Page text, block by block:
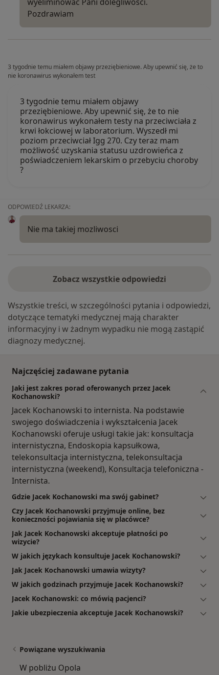
Pozdrawiam
3 tygodnie temu miałem objawy przeziębieniowe. Aby upewnić się, że to
nie koronawirus wykonałem test
3 tygodnie temu miałem objawy
przeziębieniowe. Aby upewnić się, że to nie
koronawirus wykonałem testy na przeciwciała z
krwi łokciowej w laboratorium. Wyszedł mi
poziom przeciwciał Igg 270. Czy teraz mam
możliwość uzyskania statusu uzdrowieńca z
poświadczeniem lekarskim o przebyciu choroby
?
ODPOWIEDŹ LEKARZA:
Nie ma takiej mozliwosci
Zobacz wszystkie odpowiedzi
Wszystkie treści, w szczególności pytania i odpowiedzi,
dotyczące tematyki medycznej mają charakter
informacyjny i w żadnym wypadku nie mogą zastąpić
diagnozy medycznej.
Najczęściej zadawane pytania
Jaki jest zakres porad oferowanych przez Jacek
Kochanowski?
Jacek Kochanowski to internista. Na podstawie
swojego doświadczenia i wykształcenia Jacek
Kochanowski oferuje usługi takie jak: konsultacja
internistyczna, Endoskopia kapsułkowa,
telekonsultacja internistyczna, telekonsultacja
internistyczna (weekend), Konsultacja telefoniczna -
Internista.
Gdzie Jacek Kochanowski ma swój gabinet?
Czy Jacek Kochanowski przyjmuje online, bez
konieczności pojawiania się w placówce?
Jak Jacek Kochanowski akceptuje płatności po
wizycie?
W jakich językach konsultuje Jacek Kochanowski?
Jak Jacek Kochanowski umawia wizyty?
W jakich godzinach przyjmuje Jacek Kochanowski?
Jacek Kochanowski: co mówią pacjenci?
Jakie ubezpieczenia akceptuje Jacek Kochanowski?
Powiązane wyszukiwania
W pobliżu Opola